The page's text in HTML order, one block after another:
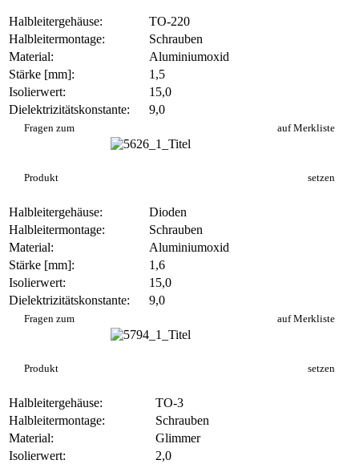
Halbleitergehäuse:
TO-220
Halbleitermontage:
Schrauben
Material:
Aluminiumoxid
Stärke [mm]:
1,5
Isolierwert:
15,0
Dielektrizitätskonstante:
9,0
Fragen zum
Produkt
auf Merkliste
setzen
Halbleitergehäuse:
Dioden
Halbleitermontage:
Schrauben
Material:
Aluminiumoxid
Stärke [mm]:
1,6
Isolierwert:
15,0
Dielektrizitätskonstante:
9,0
Fragen zum
Produkt
auf Merkliste
setzen
Halbleitergehäuse:
TO-3
Halbleitermontage:
Schrauben
Material:
Glimmer
Isolierwert:
2,0